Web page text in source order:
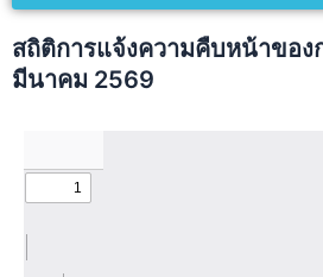
สถิติการแจ้งความคืบหน้าของ
มีนาคม 2569